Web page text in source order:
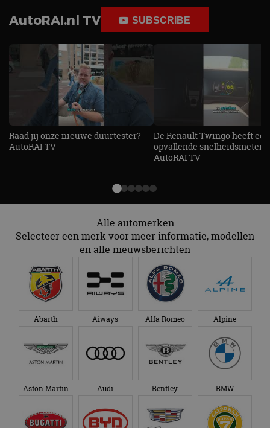
AutoRAI.nl TV SUBSCRIBE
Raad jij onze nieuwe duurtester? -
AutoRAI TV
De Renault Twingo heeft een
opvallende snelheidsmeter! -
AutoRAI TV
Alle automerken
Selecteer een merk voor meer informatie, modellen
en alle nieuwsberichten
Abarth Aiways Alfa Romeo Alpine
Aston Martin Audi Bentley BMW